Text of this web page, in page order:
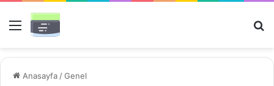
Menü
Anasayfa /Genel